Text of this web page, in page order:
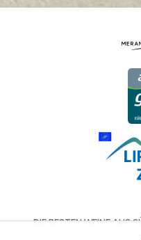
DIE BESTEN WEINE AUS